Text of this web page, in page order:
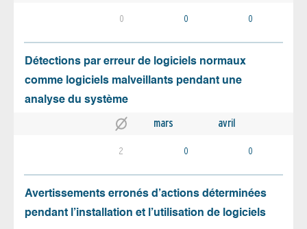
0 0 0
Détections par erreur de logiciels normaux
comme logiciels malveillants pendant une
analyse du système
mars avril
2 0 0
Avertissements erronés d’actions déterminées
pendant l’installation et l’utilisation de logiciels